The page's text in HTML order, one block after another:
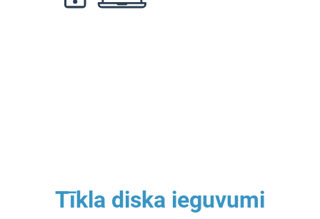
Tīkla diska ieguvumi